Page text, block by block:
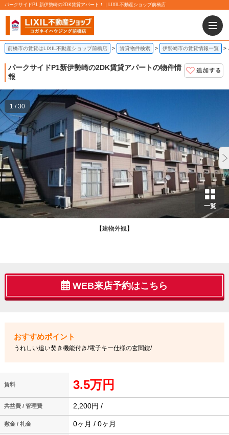
パークサイドP1 新伊勢崎の2DK賃貸アパート！｜LIXIL不動産ショップ前橋店
前橋市の賃貸はLIXIL不動産ショップ前橋店 賃貸物件検索 伊勢崎市の賃貸情報一覧
パークサイドP1新伊勢崎の2DK賃貸アパートの物件情
報
一覧
【建物外観】
1 / 30
WEB来店予約はこちら
うれしい追い焚き機能付き/電子キー仕様の玄関錠/
賃料 3.5万円
共益費 / 管理費 2,200円 /
敷金 / 礼金 0ヶ月 / 0ヶ月